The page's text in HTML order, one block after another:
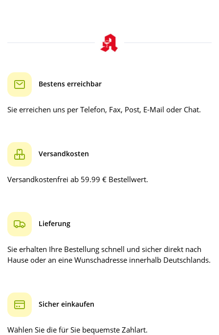
Bestens erreichbar
Sie erreichen uns per Telefon, Fax, Post, E-Mail oder Chat.
Versandkosten
Versandkostenfrei ab 59.99 € Bestellwert.
Lieferung
Sie erhalten Ihre Bestellung schnell und sicher direkt nach
Hause oder an eine Wunschadresse innerhalb Deutschlands.
Sicher einkaufen
Wählen Sie die für Sie bequemste Zahlart.